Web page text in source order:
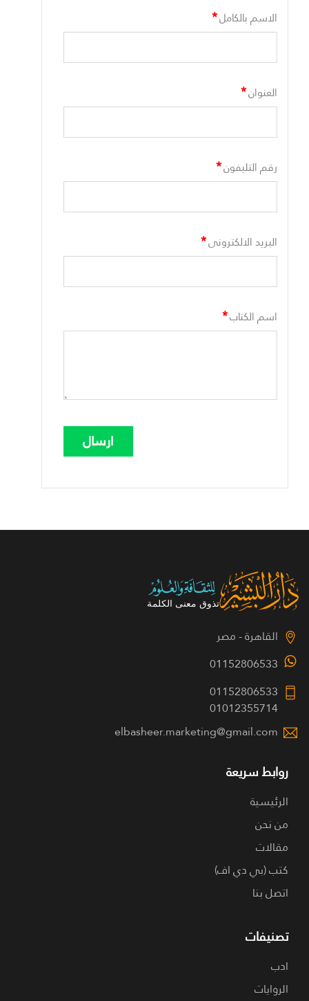
الاسم بالكامل*
العنوان*
رقم التليفون*
البريد الالكترونى*
اسم الكتاب*
القاهرة - مصر
01152806533
01152806533
01012355714
elbasheer.marketing@gmail.com
روابط سريعة
الرئيسية
من نحن
مقالات
كتب (بي دي اف)
اتصل بنا
تصنيفات
ادب
الروايات